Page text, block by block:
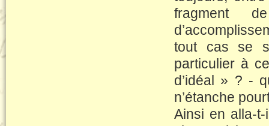
fragment
tout cas se
particulier à
d’idéal » ? -
n’étanche
Ainsi en alla-